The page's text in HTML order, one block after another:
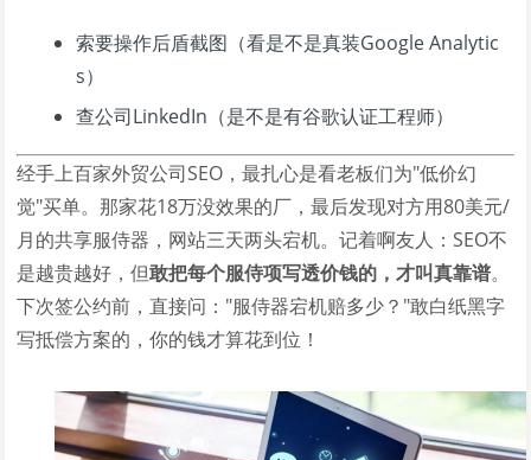
索要操作后盾截图（看是不是真装Google Analytic
s）
查公司LinkedIn（是不是有谷歌认证工程师）
经手上百家外贸公司SEO，最扎心是看老板们为"低价幻
觉"买单。那家花18万没效果的厂，最后发现对方用80美元/
月的共享服侍器，网站三天两头宕机。记着啊友人：SEO不
是越贵越好，但敢把每个服侍项写透价钱的，才叫真靠谱。
下次签公约前，直接问："服侍器宕机赔多少？"敢白纸黑字
写抵偿方案的，你的钱才算花到位！